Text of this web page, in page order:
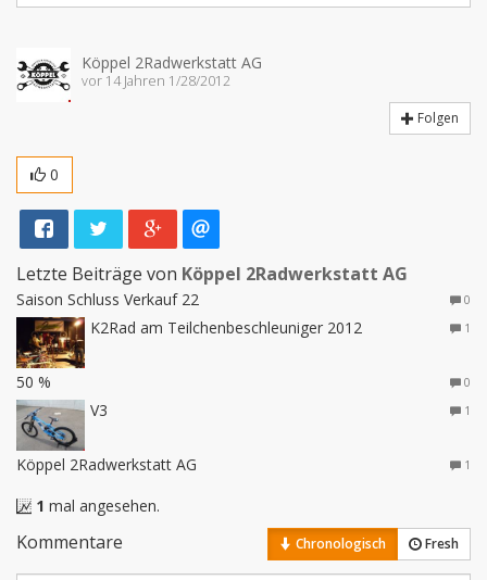
Köppel 2Radwerkstatt AG
vor 14 Jahren 1/28/2012
Folgen
0
Letzte Beiträge von Köppel 2Radwerkstatt AG
Saison Schluss Verkauf 22 0
K2Rad am Teilchenbeschleuniger 2012 1
50 % 0
V3 1
Köppel 2Radwerkstatt AG 1
1 mal angesehen.
Kommentare Chronologisch Fresh